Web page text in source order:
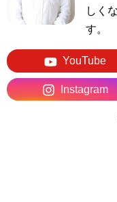
しく
す。
YouTube
Instagram